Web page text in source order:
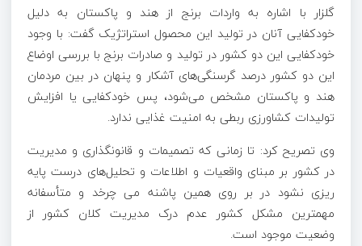
گلزار با اشاره به واردات برنج از هند و پاکستان به دلیل
خودکفایی آنان در تولید این محصول استراتژیک گفت: با وجود
خودکفایی این دو کشور در تولید و صادرات برنج با بررسی اوضاع
این دو کشور درصد گرسنگی‌های آشکار و پنهان در بین مردمان
هند و پاکستان مشخص می‌شود، پس خودکفایی یا افزایش
تولیدات کشاورزی ربطی به امنیت غذایی ندارد.
وی تصریح کرد: تا زمانی که تصمیمات و قانونگذاری و مدیریت
در کشور بر مبنای واقعیات و اطلاعات و تحلیل‌های درست پایه
ریزی نشود در بر روی همین پاشنه میچرخد و متأسفانه
مهمترین مشکل کشور عدم درک مدیریت کلان کشور از
وضعیت موجود است.